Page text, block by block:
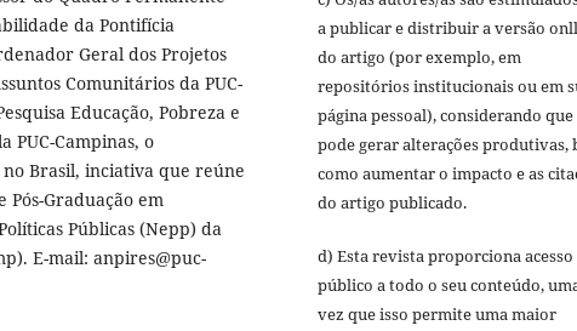
da Pontifícia
Geral dos Projetos
Comunitários da PUC-
Educação, Pobreza e
PUC-Campinas, o
Brasil, inciativa que reúne
Graduação em
Públicas (Nepp) da
E-mail: anpires@puc-
a publicar e distribuir a versão
do artigo (por exemplo, em
repositórios institucionais ou em
página pessoal), considerando que
pode gerar alterações produtivas,
como aumentar o impacto e as
do artigo publicado.
d) Esta revista proporciona acesso
público a todo o seu conteúdo,
vez que isso permite uma maior